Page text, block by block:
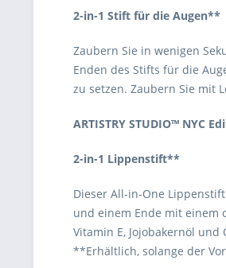
2-in-1 Stift für die Augen**
Zaubern Sie in wenigen
Enden des Stifts für die
zu setzen. Zaubern Sie mit
ARTISTRY STUDIO™ NYC
2-in-1 Lippenstift**
Dieser All-in-One
und einem Ende mit einem
Vitamin E, Jojobakernöl
**Erhältlich, solange der